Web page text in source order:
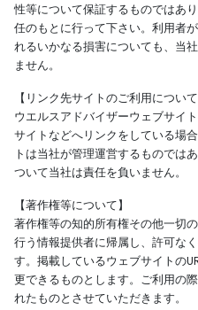
性等について保証するものではあ
任のもとに行って下さい。利用者
れるいかなる損害についても、当
ません。
【リンク先サイトのご利用について
ウエルスアドバイザーウェブサイ
サイトなどへリンクをしている場
トは当社が管理運営するものでは
ついて当社は責任を負いません。
【著作権等について】
著作権等の知的所有権その他一切
行う情報提供者に帰属し、許可な
す。掲載しているウェブサイトの
更できるものとします。ご利用の
れたものとさせていただきます。